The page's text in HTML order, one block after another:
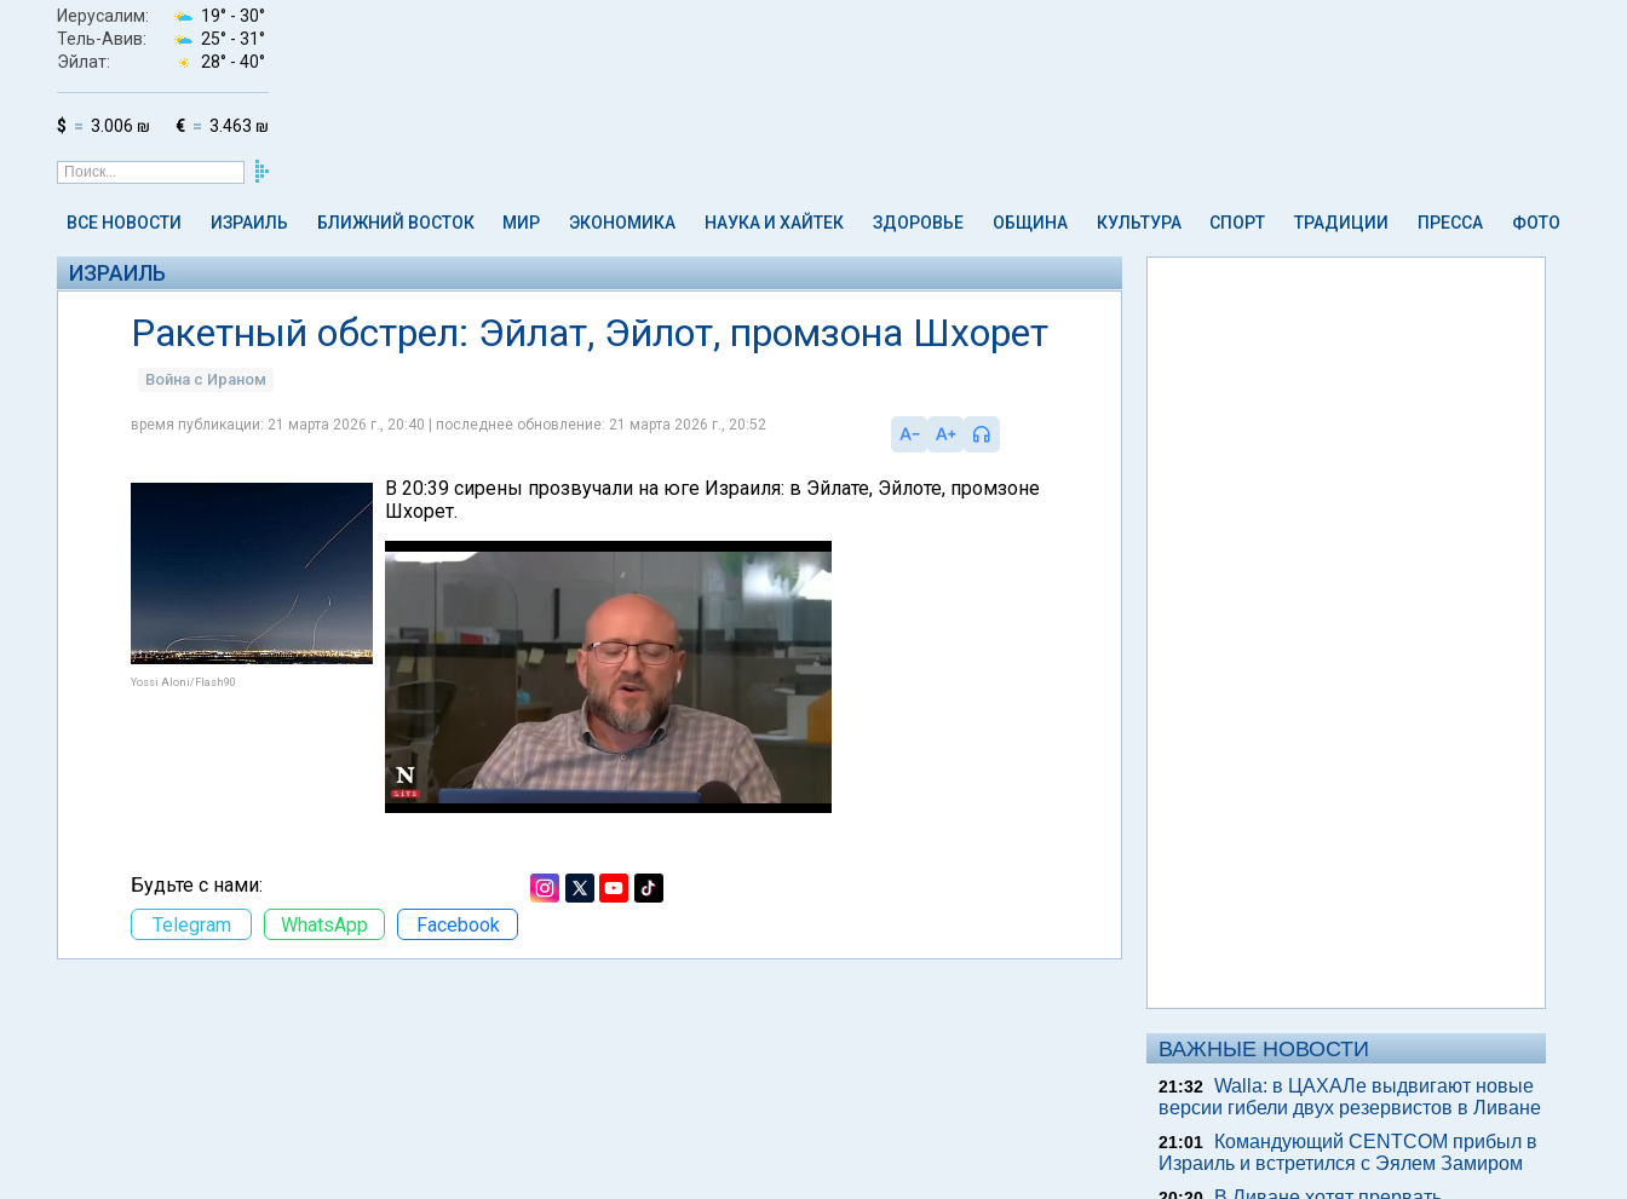
Иерусалим: 19° - 30°
Тель-Авив:
25° - 31°
Эйлат:
28° - 40°
$ 3.006 ₪ € 3.463 ₪
ВСЕ НОВОСТИ ИЗРАИЛЬ БЛИЖНИЙ ВОСТОК МИР ЭКОНОМИКА НАУКА И ХАЙТЕК ЗДОРОВЬЕ ОБЩИНА КУЛЬТУРА СПОРТ ТРАДИЦИИ ПРЕССА ФОТО
ИЗРАИЛЬ
Ракетный обстрел: Эйлат, Эйлот, промзона Шхорет
Война с Ираном
время публикации: 21 марта 2026 г., 20:40 | последнее обновление: 21 марта 2026 г., 20:52
Yossi Aloni/Flash90
В 20:39 сирены прозвучали на юге Израиля: в Эйлате, Эйлоте, промзоне
Шхорет.
Будьте с нами:
Telegram
WhatsApp Facebook
ВАЖНЫЕ НОВОСТИ
21:32 Walla: в ЦАХАЛе выдвигают новые
версии гибели двух резервистов в Ливане
21:01
Командующий CENTCOM прибыл в
Израиль и встретился с Эялем Замиром